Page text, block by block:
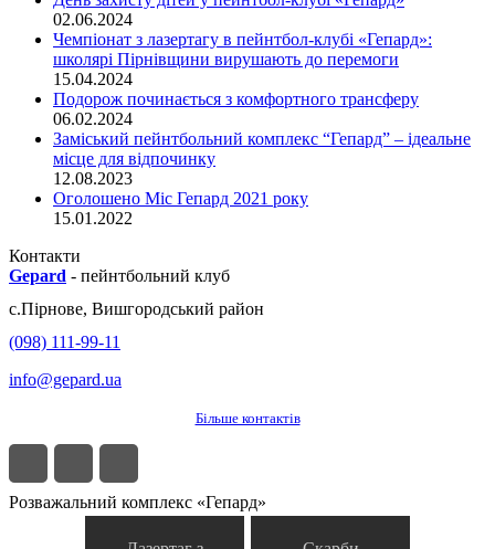
02.06.2024
Чемпіонат з лазертагу в пейнтбол-клубі «Гепард»:
школярі Пірнівщини вирушають до перемоги
15.04.2024
Подорож починається з комфортного трансферу
06.02.2024
Заміський пейнтбольний комплекс “Гепард” – ідеальне
місце для відпочинку
12.08.2023
Оголошено Міс Гепард 2021 року
15.01.2022
Контакти
Gepard - пейнтбольний клуб
с.Пірнове, Вишгородський район
(098) 111-99-11
info@gepard.ua
Більше контактів
Розважальний комплекс «Гепард»